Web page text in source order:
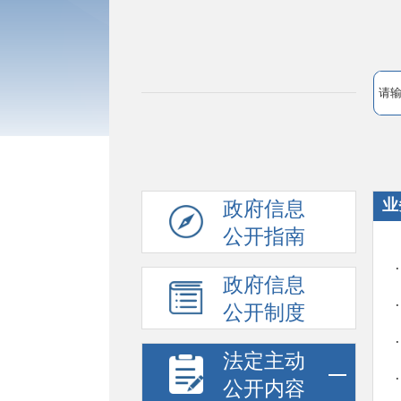
政府信息
公开指南
政府信息
公开制度
法定主动
公开内容